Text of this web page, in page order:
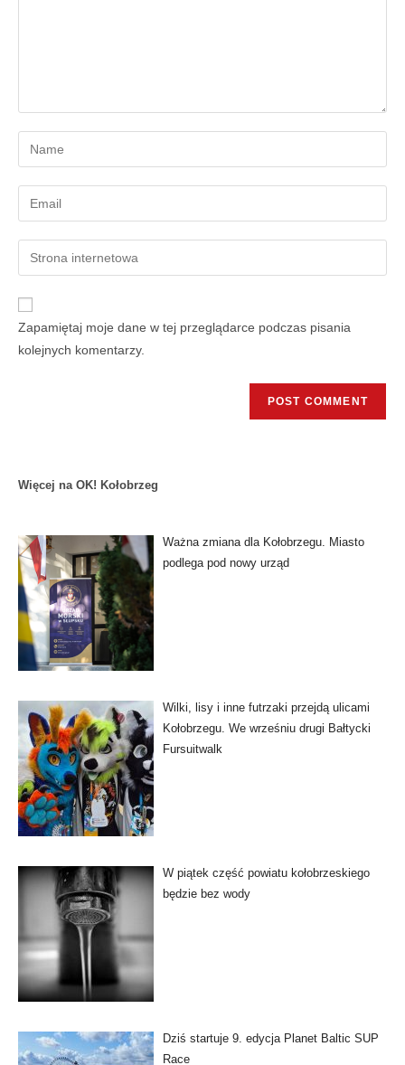
Zapamiętaj moje dane w tej przeglądarce podczas pisania
kolejnych komentarzy.
Więcej na OK! Kołobrzeg
Ważna zmiana dla Kołobrzegu. Miasto
podlega pod nowy urząd
Wilki, lisy i inne futrzaki przejdą ulicami
Kołobrzegu. We wrześniu drugi Bałtycki
Fursuitwalk
W piątek część powiatu kołobrzeskiego
będzie bez wody
Dziś startuje 9. edycja Planet Baltic SUP
Race